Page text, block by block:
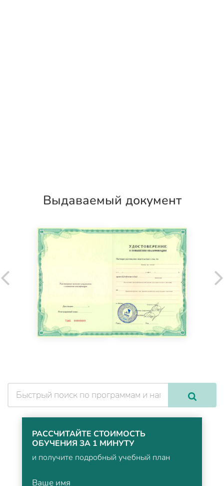
Выдаваемый документ
РАССЧИТАЙТЕ СТОИМОСТЬ
ОБУЧЕНИЯ ЗА 1 МИНУТУ
и получите подробный учебный план
Ваше имя